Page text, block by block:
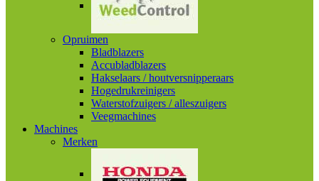
Opruimen
Bladblazers
Accubladblazers
Hakselaars / houtversnipperaars
Hogedrukreinigers
Waterstofzuigers / alleszuigers
Veegmachines
Machines
Merken